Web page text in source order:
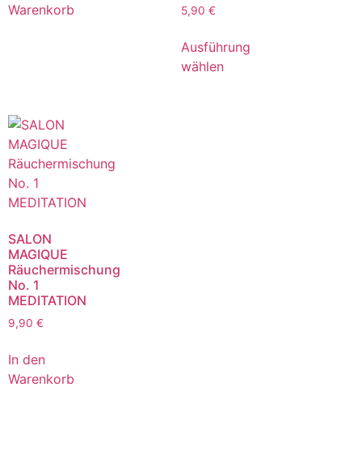
Warenkorb
5,90 €
Ausführung
wählen
SALON
MAGIQUE
Räuchermischung
No. 1
MEDITATION
9,90 €
In den
Warenkorb